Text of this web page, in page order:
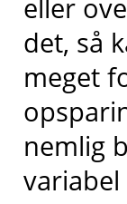
eller
det, så
meget
nemlig